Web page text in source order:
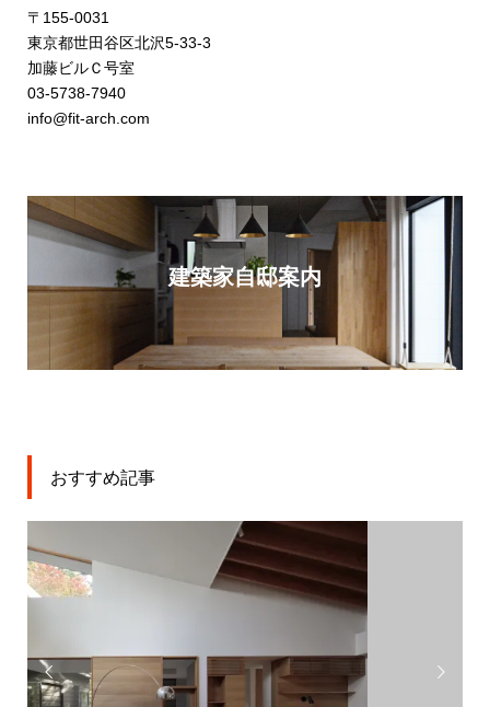
〒155-0031
東京都世田谷区北沢5-33-3
加藤ビルＣ号室
03-5738-7940
info@fit-arch.com
建築家自邸案内
おすすめ記事
 